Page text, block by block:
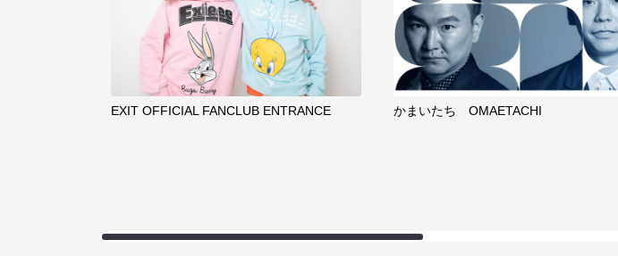
EXIT OFFICIAL FANCLUB ENTRANCE
かまいたち OMAETACHI